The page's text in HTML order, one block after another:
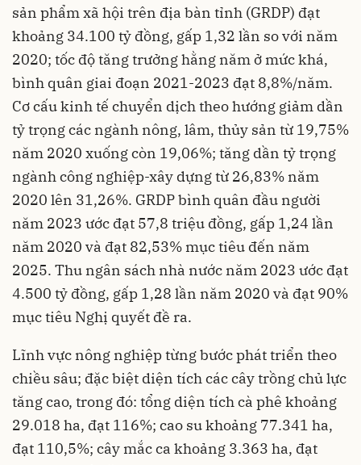
sản phẩm xã hội trên địa bàn tỉnh (GRDP) đạt
khoảng 34.100 tỷ đồng, gấp 1,32 lần so với năm
2020; tốc độ tăng trưởng hằng năm ở mức khá,
bình quân giai đoạn 2021-2023 đạt 8,8%/năm.
Cơ cấu kinh tế chuyển dịch theo hướng giảm dần
tỷ trọng các ngành nông, lâm, thủy sản từ 19,75%
năm 2020 xuống còn 19,06%; tăng dần tỷ trọng
ngành công nghiệp-xây dựng từ 26,83% năm
2020 lên 31,26%. GRDP bình quân đầu người
năm 2023 ước đạt 57,8 triệu đồng, gấp 1,24 lần
năm 2020 và đạt 82,53% mục tiêu đến năm
2025. Thu ngân sách nhà nước năm 2023 ước đạt
4.500 tỷ đồng, gấp 1,28 lần năm 2020 và đạt 90%
mục tiêu Nghị quyết đề ra.
Lĩnh vực nông nghiệp từng bước phát triển theo
chiều sâu; đặc biệt diện tích các cây trồng chủ lực
tăng cao, trong đó: tổng diện tích cà phê khoảng
29.018 ha, đạt 116%; cao su khoảng 77.341 ha,
đạt 110,5%; cây mắc ca khoảng 3.363 ha, đạt